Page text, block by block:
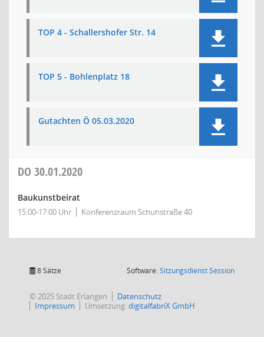
TOP 4 - Schallershofer Str. 14
TOP 5 - Bohlenplatz 18
Gutachten Ö 05.03.2020
DO 30.01.2020
Baukunstbeirat
15:00-17:00 Uhr Konferenzraum Schuhstraße 40
8 Sätze Software:SitzungsdienstSession(Wird in
© 2025 Stadt Erlangen
Datenschutz
Impressum
Umsetzung:digitalfabriX GmbH